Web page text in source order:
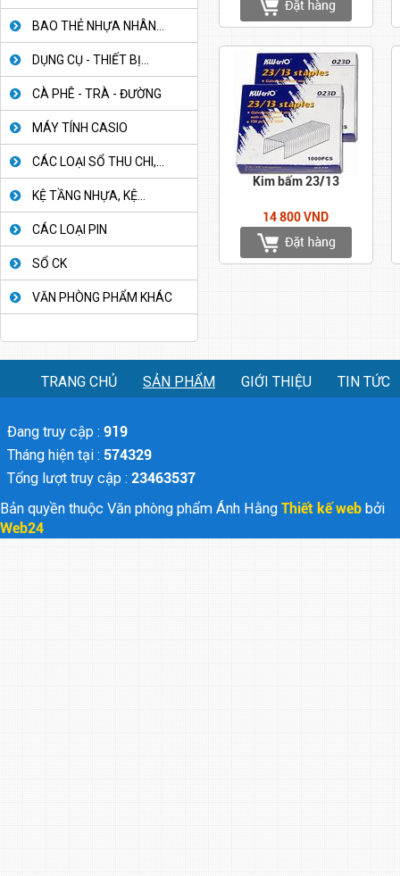
BAO THẺ NHỰA NHÂN...
DỤNG CỤ - THIẾT BỊ...
CÀ PHÊ - TRÀ - ĐƯỜNG
MÁY TÍNH CASIO
CÁC LOẠI SỔ THU CHI,...
KỆ TẦNG NHỰA, KỆ...
CÁC LOẠI PIN
SỔ CK
VĂN PHÒNG PHẨM KHÁC
Kim bấm 23/13
14 800 VND
TRANG CHỦ SẢN PHẨM GIỚI THIỆU TIN TỨC
Đang truy cập : 919
Tháng hiện tại : 574329
Tổng lượt truy cập : 23463537
Bản quyền thuộc Văn phòng phẩm Ánh Hằng Thiết kế web bởi
Web24